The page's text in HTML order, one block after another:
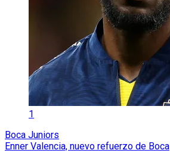
1
Boca Juniors
Enner Valencia, nuevo refuerzo de Boca